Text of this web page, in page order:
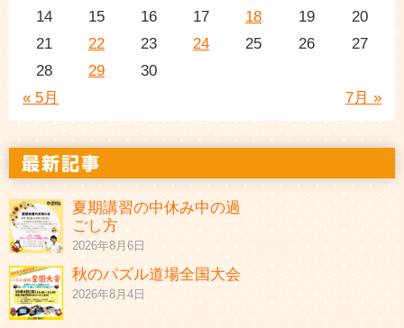
« 5月 7月 »
14
15 16 17 18 19
20
21
22 23 24 25 26
27
28
29 30
夏期講習の中休み中の過
ごし方
2026年8月6日
秋のパズル道場全国大会
2026年8月4日